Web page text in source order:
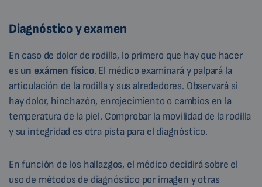
Diagnóstico y examen
En caso de dolor de rodilla, lo primero que hay que hacer
es un exámen físico. El médico examinará y palpará la
articulación de la rodilla y sus alrededores. Observará si
hay dolor, hinchazón, enrojecimiento o cambios en la
temperatura de la piel. Comprobar la movilidad de la rodilla
y su integridad es otra pista para el diagnóstico.
En función de los hallazgos, el médico decidirá sobre el
uso de métodos de diagnóstico por imagen y otras